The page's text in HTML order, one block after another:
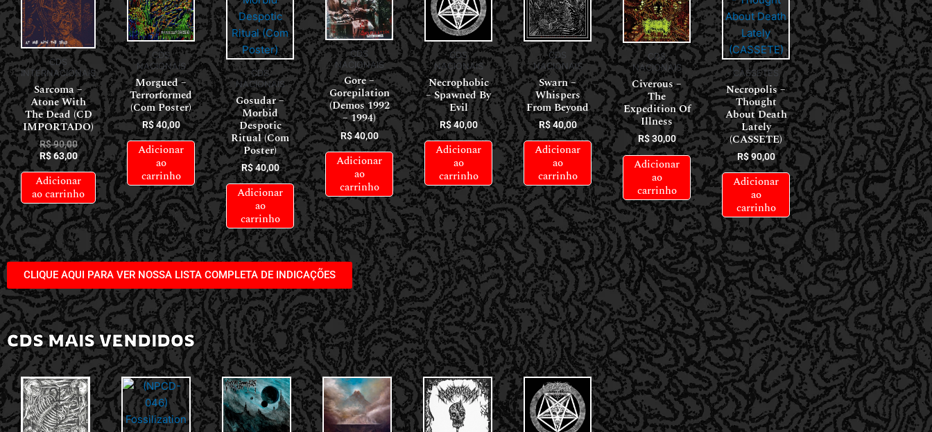
CDS
INTERNACIONAIS
Sarcoma –
Atone With
The Dead (CD
IMPORTADO)
R$90,00
R$63,00
Adicionar
ao carrinho
CDS
NACIONAIS
Morgued –
Terrorformed
(Com Poster)
R$40,00
Adicionar
ao
carrinho
CDS
NACIONAIS
Gosudar –
Morbid
Despotic
Ritual (Com
Poster)
R$40,00
Adicionar
ao
carrinho
CDS
NACIONAIS
Gore –
Gorepilation
(Demos 1992
– 1994)
R$40,00
Adicionar
ao
carrinho
CDS
NACIONAIS
Necrophobic
– Spawned By
Evil
R$40,00
Adicionar
ao
carrinho
CDS
NACIONAIS
Swarn –
Whispers
From Beyond
R$40,00
Adicionar
ao
carrinho
CDS
NACIONAIS
Civerous –
The
Expedition Of
Illness
R$30,00
Adicionar
ao
carrinho
CASSETES
Necropolis –
Thought
About Death
Lately
(CASSETE)
R$90,00
Adicionar
ao
carrinho
CLIQUE AQUI PARA VER NOSSA LISTA COMPLETA DE INDICAÇÕES
CDS MAIS VENDIDOS